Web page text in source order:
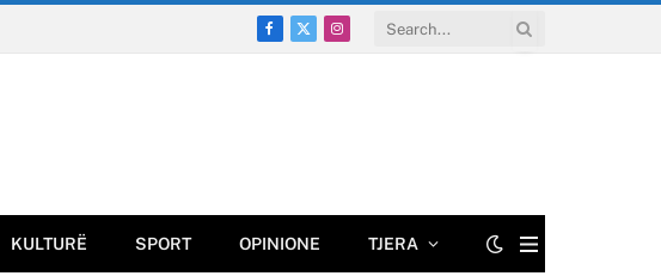
Facebook
X
Instagram
KULTURË SPORT OPINIONE TJERA